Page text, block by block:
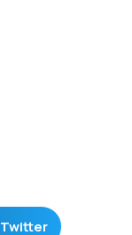
Twitter